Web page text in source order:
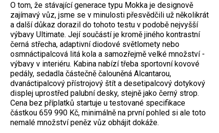
O tom, že stávající generace typu Mokka je designově
zajímavý vůz, jsme se v minulosti přesvědčili už několikrát
a další důkaz dorazil do tohoto testu v podobě nejvyšší
výbavy Ultimate. Její součástí je kromě jiného kontrastní
černá střecha, adaptivní diodové světlomety nebo
osmnáctipalcová litá kola a samozřejmě velké množství ­
výbavy v interiéru. Kabina nabízí třeba sportovní kovové
pedály, sedadla částečně ­čalouněná Alcantarou,
dvanáctipalcový přístrojový štít a desetipalcový dotykový
displej uprostřed palubní desky, stejně jako černý strop.
Cena bez příplatků startuje u ­testované specifikace
částkou 659 990 Kč, minimálně na první pohled si ale toto
nemalé množství peněz vůz obhájit dokáže.